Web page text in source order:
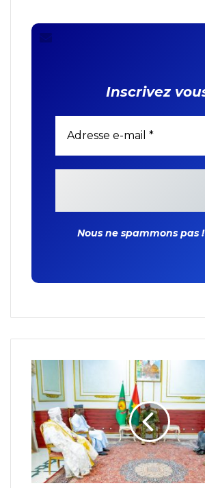
organique
Inscrivez
Nous ne spammons